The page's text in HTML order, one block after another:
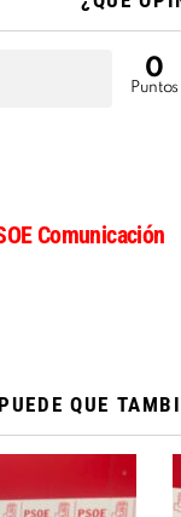
0
Puntos
Comunicación
PUEDE QUE